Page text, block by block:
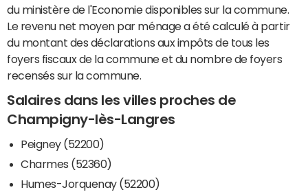
du ministère de l'Economie disponibles sur la commune.
Le revenu net moyen par ménage a été calculé à partir
du montant des déclarations aux impôts de tous les
foyers fiscaux de la commune et du nombre de foyers
recensés sur la commune.
Salaires dans les villes proches de
Champigny-lès-Langres
Peigney (52200)
Charmes (52360)
Humes-Jorquenay (52200)